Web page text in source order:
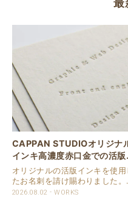
最
CAPPAN STUDIOオリジナ
インキ高濃度赤口金での活版
刺
オリジナルの活版インキを使用
たお名刺を請け賜わりました。
用紙は新バフン紙Nのきぬを使用
2026.08.02 WORKS